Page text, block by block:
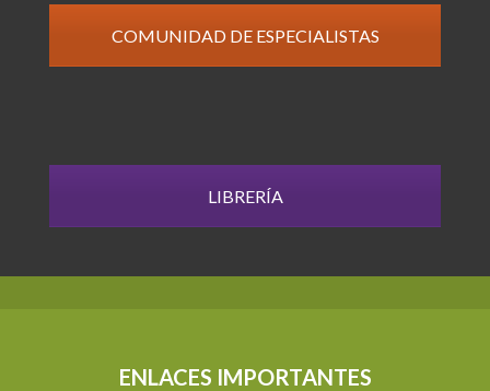
COMUNIDAD DE ESPECIALISTAS
LIBRERÍA
ENLACES IMPORTANTES